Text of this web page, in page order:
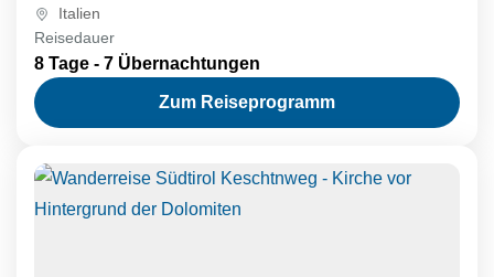
Italien
Reisedauer
8 Tage - 7 Übernachtungen
Zum Reiseprogramm